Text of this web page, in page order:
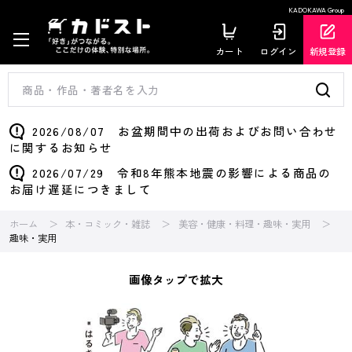
KADOKAWA Group
カート ログイン 新規登録
2026/08/07 お盆期間中の出荷およびお問い合わせ
に関するお知らせ
2026/07/29 令和8年熊本地震の影響による商品の
お届け遅延につきまして
ホーム 本・コミック・雑誌
美容・健康・料理・趣味・実用
趣味・実用
画像タップで拡大